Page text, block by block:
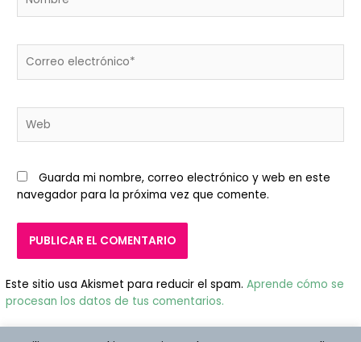
electrónico*
Guarda mi nombre, correo electrónico y web en este
navegador para la próxima vez que comente.
Este sitio usa Akismet para reducir el spam.Aprende cómo se
procesan los datos de tus comentarios.